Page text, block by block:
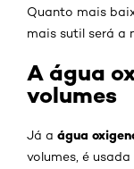
Quanto mais
mais sutil será a
A água
volumes
Já a água
volumes, é